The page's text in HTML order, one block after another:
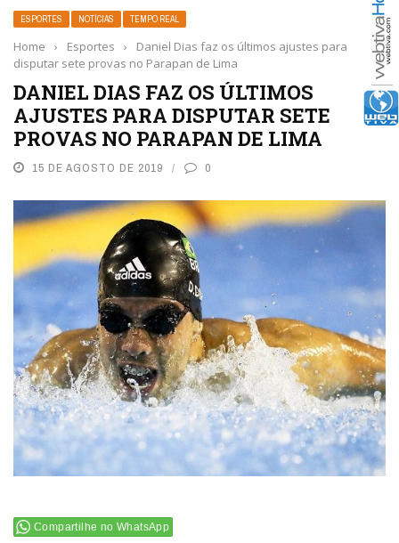
ESPORTES NOTÍCIAS TEMPO REAL
Home › Esportes ›
Daniel Dias faz os últimos ajustes para
disputar sete provas no Parapan de Lima
DANIEL DIAS FAZ OS ÚLTIMOS
AJUSTES PARA DISPUTAR SETE
PROVAS NO PARAPAN DE LIMA
15 DE AGOSTO DE 2019 0
Compartilhe no WhatsApp